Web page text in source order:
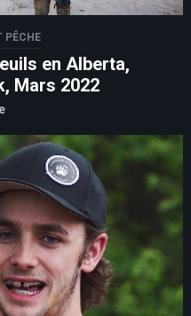
PÊCHE
en Alberta,
Mars 2022